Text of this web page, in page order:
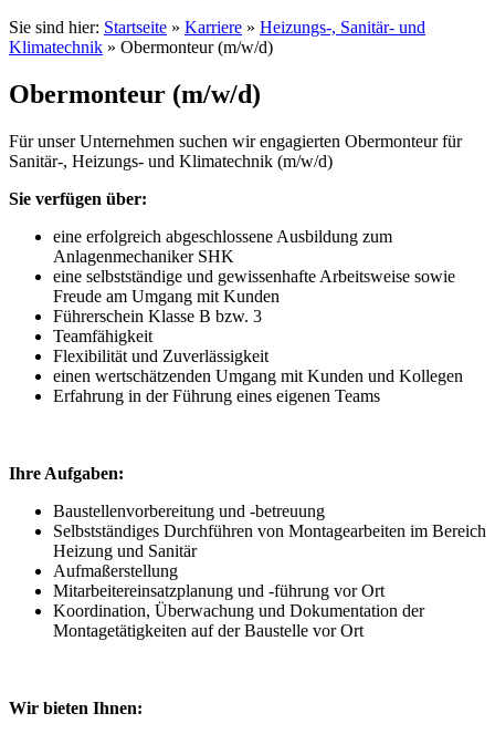
Sie sind hier: Startseite » Karriere » Heizungs-, Sanitär- und
Klimatechnik » Obermonteur (m/w/d)
Obermonteur (m/w/d)
Für unser Unternehmen suchen wir engagierten Obermonteur für
Sanitär-, Heizungs- und Klimatechnik (m/w/d)
Sie verfügen über:
eine erfolgreich abgeschlossene Ausbildung zum
Anlagenmechaniker SHK
eine selbstständige und gewissenhafte Arbeitsweise sowie
Freude am Umgang mit Kunden
Führerschein Klasse B bzw. 3
Teamfähigkeit
Flexibilität und Zuverlässigkeit
einen wertschätzenden Umgang mit Kunden und Kollegen
Erfahrung in der Führung eines eigenen Teams
Ihre Aufgaben:
Baustellenvorbereitung und -betreuung
Selbstständiges Durchführen von Montagearbeiten im Bereich
Heizung und Sanitär
Aufmaßerstellung
Mitarbeitereinsatzplanung und -führung vor Ort
Koordination, Überwachung und Dokumentation der
Montagetätigkeiten auf der Baustelle vor Ort
Wir bieten Ihnen: